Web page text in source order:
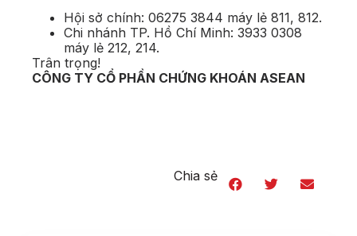
Hội sở chính: 06275 3844 máy lẻ 811, 812.
Chi nhánh TP. Hồ Chí Minh: 3933 0308
máy lẻ 212, 214.
Trân trọng!
CÔNG TY CỔ PHẦN CHỨNG KHOÁN ASEAN
Chia sẻ